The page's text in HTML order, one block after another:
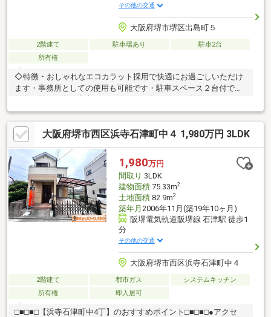
その他の交通
大阪府堺市堺区出島町５
2階建て 駐車場あり
駐車2台
所有権
◇特徴・おしゃれなエコカラット採用で快適にお過ごしいただけ
ます・事務所としての使用も可能です・駐車スペース２台付で複
す・南向バルコニーでお洗濯も楽々です・対面式キッチンなので
家族との会話もはずみます！◇立地・新湊小学校まで徒歩約4
分・大浜中学校まで徒歩約16分◇弊社が選ばれる理由１．お金の
扱い方のプロ、ファイナンシャルプランナーが資金計画をサポー
ト２．買い替えなどにも対応できる売却専門チームあり！３．た
くさんの銀行と繋がりがあるため、最も低金利になるように審査
が可能
大阪府堺市西区浜寺石津町中４ 1,980万円 3LDK
1,980万円
間取り 3LDK
建物面積75.33m2
土地面積82.9m2
築年月 2006年11月(築19年10ヶ月)
阪堺電気軌道阪堺線 石津駅 徒歩1
分
その他の交通
大阪府堺市西区浜寺石津町中４
2階建て 都市ガス
システムキッチン
所有権
即入居可
□■□■□【浜寺石津町中4丁】のおすすめポイント□■□■□●アクセ